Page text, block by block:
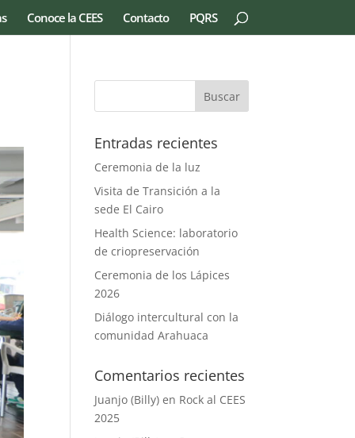
Conoce la CEES Contacto PQRS
Entradas recientes
Ceremonia de la luz
Visita de Transición a la
sede El Cairo
Health Science: laboratorio
de criopreservación
Ceremonia de los Lápices
2026
Diálogo intercultural con la
comunidad Arahuaca
Comentarios recientes
Juanjo (Billy) en Rock al CEES
2025